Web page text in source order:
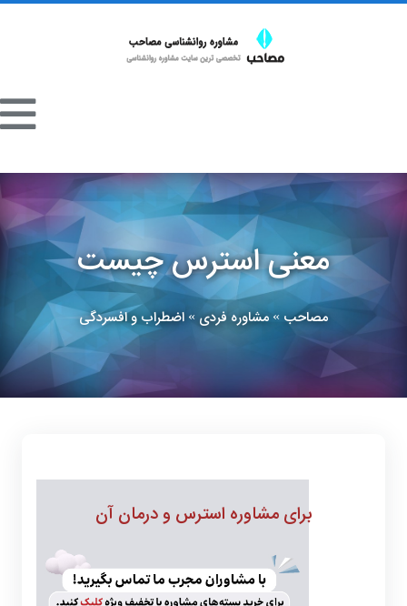
معنی استرس چیست
مصاحب »مشاوره فردی » اضطراب و افسردگی
برای مشاوره استرس و درمان آن